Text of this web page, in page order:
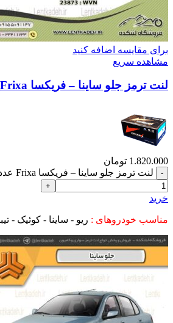
برای مقایسه اضافه کنید
مشاهده سریع
لنت ترمز جلو ساینا – فریکسا Frixa
1.820.000 تومان
لنت ترمز جلو ساینا – فریکسا Frixa عدد
خرید
مناسب خودروهای : ریو - ساینا - کوئیک - تیبا 1 و